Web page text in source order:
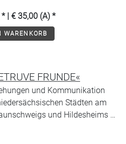
| € 35,00 (A) *
WARENKORB
FRUNDE«
und Kommunikation
Städten am
und Hildesheims …